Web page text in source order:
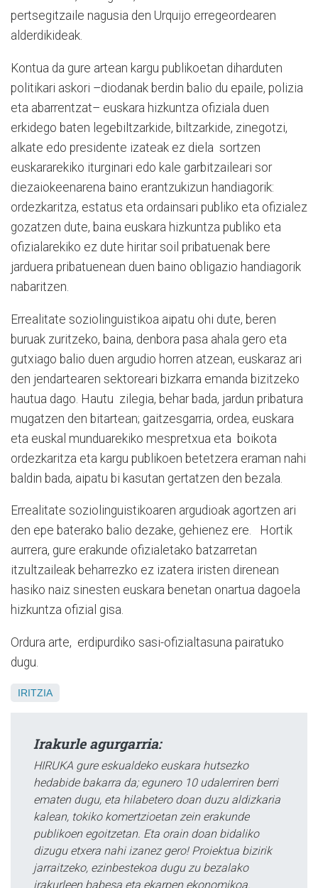
pertsegitzaile nagusia den Urquijo erregeordearen
alderdikideak.
Kontua da gure artean kargu publikoetan diharduten
politikari askori –diodanak berdin balio du epaile, polizia
eta abarrentzat– euskara hizkuntza ofiziala duen
erkidego baten legebiltzarkide, biltzarkide, zinegotzi,
alkate edo presidente izateak ez diela sortzen
euskararekiko iturginari edo kale garbitzaileari sor
diezaiokeenarena baino erantzukizun handiagorik:
ordezkaritza, estatus eta ordainsari publiko eta ofizialez
gozatzen dute, baina euskara hizkuntza publiko eta
ofizialarekiko ez dute hiritar soil pribatuenak bere
jarduera pribatuenean duen baino obligazio handiagorik
nabaritzen.
Errealitate soziolinguistikoa aipatu ohi dute, beren
buruak zuritzeko, baina, denbora pasa ahala gero eta
gutxiago balio duen argudio horren atzean, euskaraz ari
den jendartearen sektoreari bizkarra emanda bizitzeko
hautua dago. Hautu zilegia, behar bada, jardun pribatura
mugatzen den bitartean; gaitzesgarria, ordea, euskara
eta euskal munduarekiko mespretxua eta boikota
ordezkaritza eta kargu publikoen betetzera eraman nahi
baldin bada, aipatu bi kasutan gertatzen den bezala.
Errealitate soziolinguistikoaren argudioak agortzen ari
den epe baterako balio dezake, gehienez ere. Hortik
aurrera, gure erakunde ofizialetako batzarretan
itzultzaileak beharrezko ez izatera iristen direnean
hasiko naiz sinesten euskara benetan onartua dagoela
hizkuntza ofizial gisa.
Ordura arte, erdipurdiko sasi-ofizialtasuna pairatuko
dugu.
IRITZIA
Irakurle agurgarria:
HIRUKA gure eskualdeko euskara hutsezko
hedabide bakarra da; egunero 10 udalerriren berri
ematen dugu, eta hilabetero doan duzu aldizkaria
kalean, tokiko komertzioetan zein erakunde
publikoen egoitzetan. Eta orain doan bidaliko
dizugu etxera nahi izanez gero! Proiektua bizirik
jarraitzeko, ezinbestekoa dugu zu bezalako
irakurleen babesa eta ekarpen ekonomikoa.